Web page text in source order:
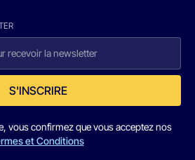
S'INSCRIRE
vous confirmez que vous acceptez nos
et Conditions